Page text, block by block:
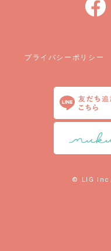
プライバシーポリシー
© LIG